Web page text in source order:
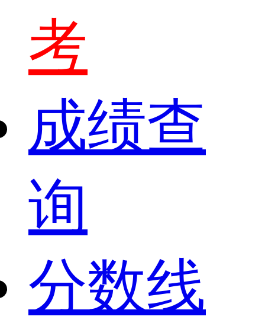
考
成绩查
询
分数线